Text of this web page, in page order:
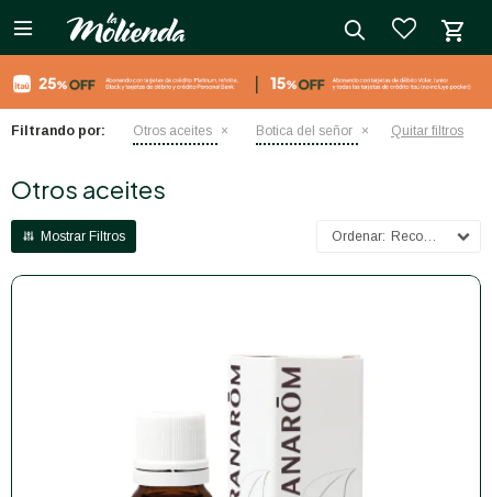

Filtrando por: Otros aceites Botica del señor Quitar filtros
Otros aceites
Recomendados